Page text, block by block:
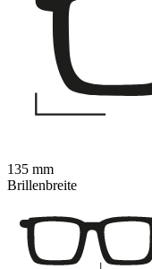
135 mm
Brillenbreite